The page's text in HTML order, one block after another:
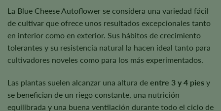
La Blue Cheese Autoflower se considera una variedad fácil
de cultivar que ofrece unos resultados excepcionales tanto
en interior como en exterior. Sus hábitos de crecimiento
tolerantes y su resistencia natural la hacen ideal tanto para
cultivadores noveles como para los más experimentados.
Las plantas suelen alcanzar una altura de entre 3 y 4 pies y
se benefician de un riego constante, una nutrición
equilibrada y una buena ventilación durante todo el ciclo de